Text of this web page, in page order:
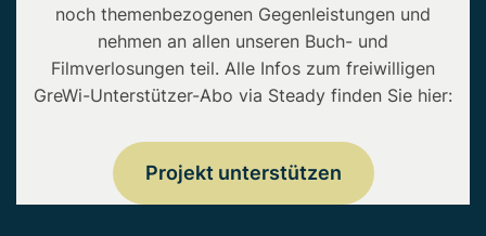
noch themenbezogenen Gegenleistungen und
nehmen an allen unseren Buch- und
Filmverlosungen teil. Alle Infos zum freiwilligen
GreWi-Unterstützer-Abo via Steady finden Sie hier:
Projekt unterstützen